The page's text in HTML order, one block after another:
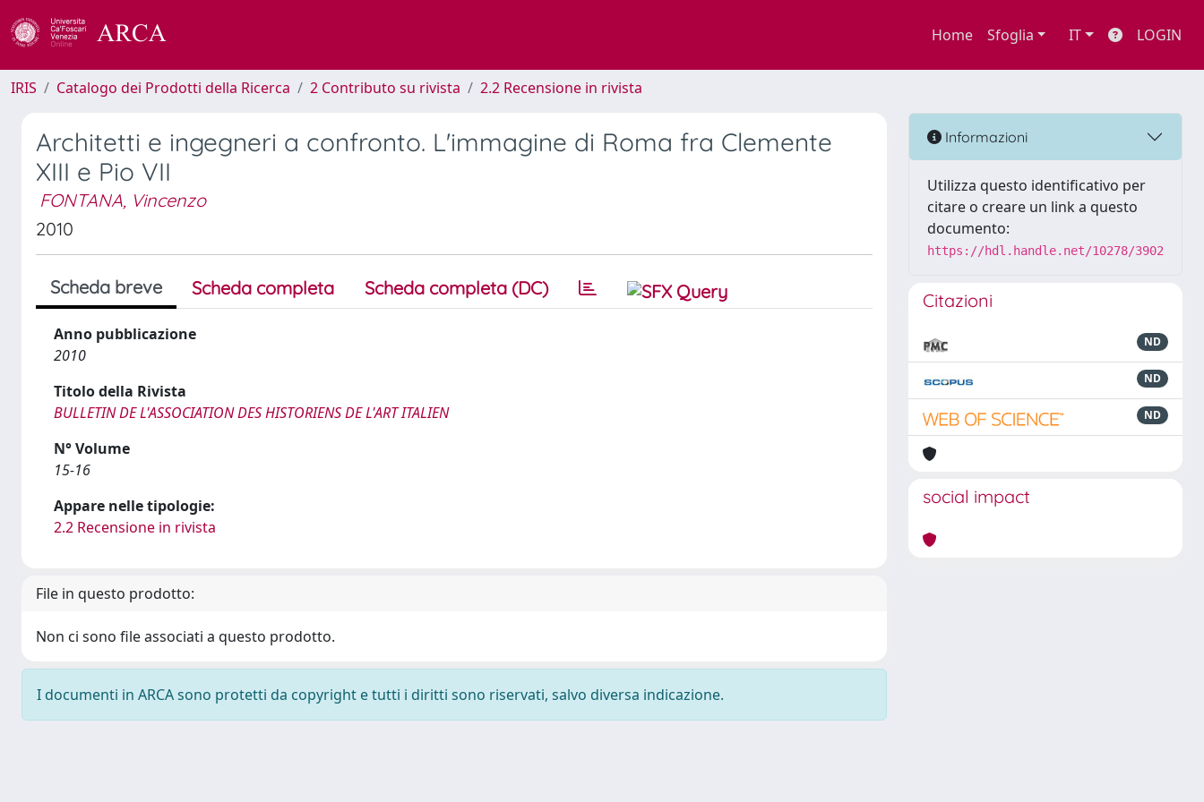
Home Sfoglia IT LOGIN
IRIS Catalogo dei Prodotti della Ricerca 2 Contributo su rivista 2.2 Recensione in rivista
Architetti e ingegneri a confronto. L'immagine di Roma fra Clemente
XIII e Pio VII
FONTANA, Vincenzo
2010
Scheda breve Scheda completa Scheda completa (DC)
Anno pubblicazione
2010
Titolo della Rivista
BULLETIN DE L'ASSOCIATION DES HISTORIENS DE L'ART ITALIEN
N° Volume
15-16
Appare nelle tipologie:
2.2 Recensione in rivista
File in questo prodotto:
Non ci sono file associati a questo prodotto.
I documenti in ARCA sono protetti da copyright e tutti i diritti sono riservati, salvo diversa indicazione.
Informazioni
Utilizza questo identificativo per
citare o creare un link a questo
documento:
https://hdl.handle.net/10278/3902
Citazioni
ND
ND
ND
social impact